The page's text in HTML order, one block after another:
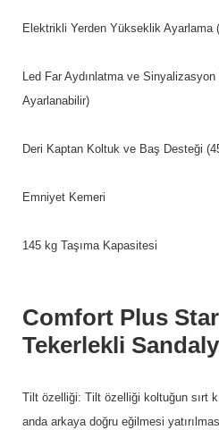
Elektrikli Yerden Yükseklik Ayarlama
Led Far Aydınlatma ve
Ayarlanabilir)
Deri Kaptan Koltuk ve Baş Desteği
Emniyet Kemeri
145 kg Taşıma Kapasitesi
Comfort Plus
Tekerlekli
Tilt özelliği: Tilt özelliği koltuğun sırt
anda arkaya doğru eğilmesi